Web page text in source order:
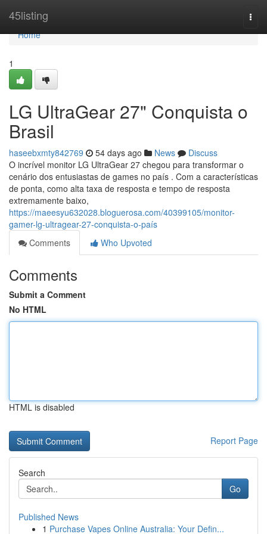
45listing
Home
Home
1
LG UltraGear 27" Conquista o
Brasil
haseebxmty842769 54 days ago News
Discuss
O incrível monitor LG UltraGear 27 chegou para transformar o
cenário dos entusiastas de games no país . Com a características
de ponta, como alta taxa de resposta e tempo de resposta
extremamente baixo,
https://maeesyu632028.bloguerosa.com/40399105/monitor-
gamer-lg-ultragear-27-conquista-o-país
Comments
Who Upvoted
Comments
Submit a Comment
No HTML
HTML is disabled
Report Page
Search
Go
Published News
1 Purchase Vapes Online Australia: Your Defin...